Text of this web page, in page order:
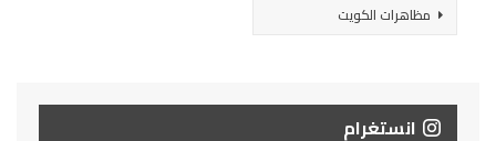
مظاهرات الكويت
انستغرام